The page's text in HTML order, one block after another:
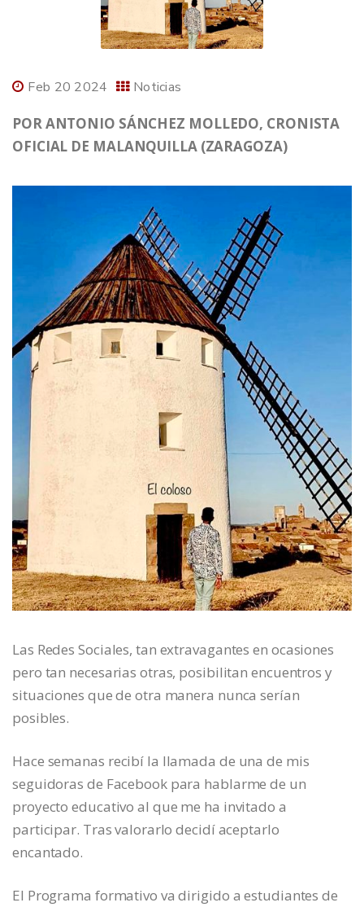
Feb 20 2024 Noticias
POR ANTONIO SÁNCHEZ MOLLEDO, CRONISTA
OFICIAL DE MALANQUILLA (ZARAGOZA)
Las Redes Sociales, tan extravagantes en ocasiones
pero tan necesarias otras, posibilitan encuentros y
situaciones que de otra manera nunca serían
posibles.
Hace semanas recibí la llamada de una de mis
seguidoras de Facebook para hablarme de un
proyecto educativo al que me ha invitado a
participar. Tras valorarlo decidí aceptarlo
encantado.
El Programa formativo va dirigido a estudiantes de